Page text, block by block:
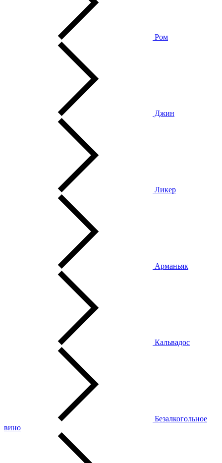
Ром
Джин
Ликер
Арманьяк
Кальвадос
Безалкогольное
вино